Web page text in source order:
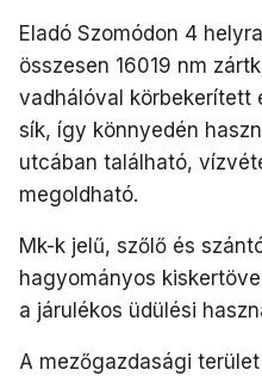
Eladó Szomódon 4
összesen 16019 nm
vadhálóval körbekerített
sík, így könnyedén
utcában található,
megoldható.
Mk-k jelű, szőlő és
hagyományos
a járulékos üdülési
A mezőgazdasági